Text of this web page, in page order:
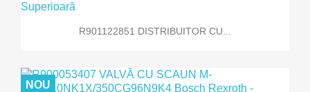
R901122851 DISTRIBUITOR CU...
NOU